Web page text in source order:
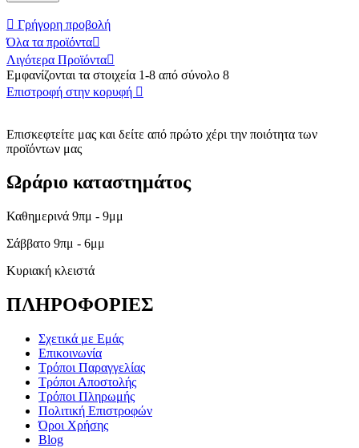
 Γρήγορη προβολή
Όλα τα προϊόντα
Λιγότερα Προϊόντα
Εμφανίζονται τα στοιχεία 1-8 από σύνολο 8
Επιστροφή στην κορυφή 
Επισκεφτείτε μας και δείτε από πρώτο χέρι την ποιότητα των
προϊόντων μας
Ωράριο καταστημάτος
Καθημερινά 9πμ - 9μμ
Σάββατο 9πμ - 6μμ
Κυριακή κλειστά
ΠΛΗΡΟΦΟΡΙΕΣ
Σχετικά με Εμάς
Επικοινωνία
Τρόποι Παραγγελίας
Τρόποι Αποστολής
Τρόποι Πληρωμής
Πολιτική Επιστροφών
Όροι Χρήσης
Blog